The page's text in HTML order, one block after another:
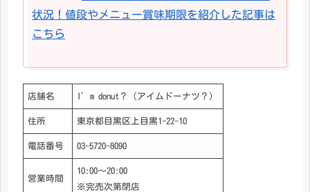
状況！値段やメニュー賞味期限を紹介した記事は
こちら
店舗名 I’m donut？（アイムドーナツ？）
住所 東京都目黒区上目黒1-22-10
電話番号 03-5720-8090
営業時間
10:00～20:00
※完売次第閉店